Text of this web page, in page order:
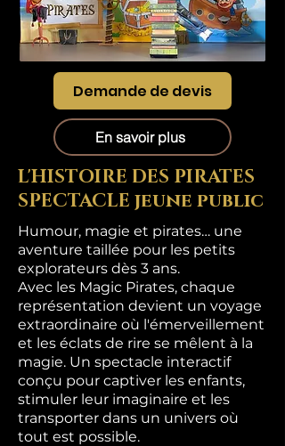
Demande de devis
En savoir plus
L'HISTOIRE DES PIRATES
SPECTACLE jeune public
Humour, magie et pirates… une
aventure taillée pour les petits
explorateurs dès 3 ans.
Avec les Magic Pirates, chaque
représentation devient un voyage
extraordinaire où l'émerveillement
et les éclats de rire se mêlent à la
magie. Un spectacle interactif
conçu pour captiver les enfants,
stimuler leur imaginaire et les
transporter dans un univers où
tout est possible.